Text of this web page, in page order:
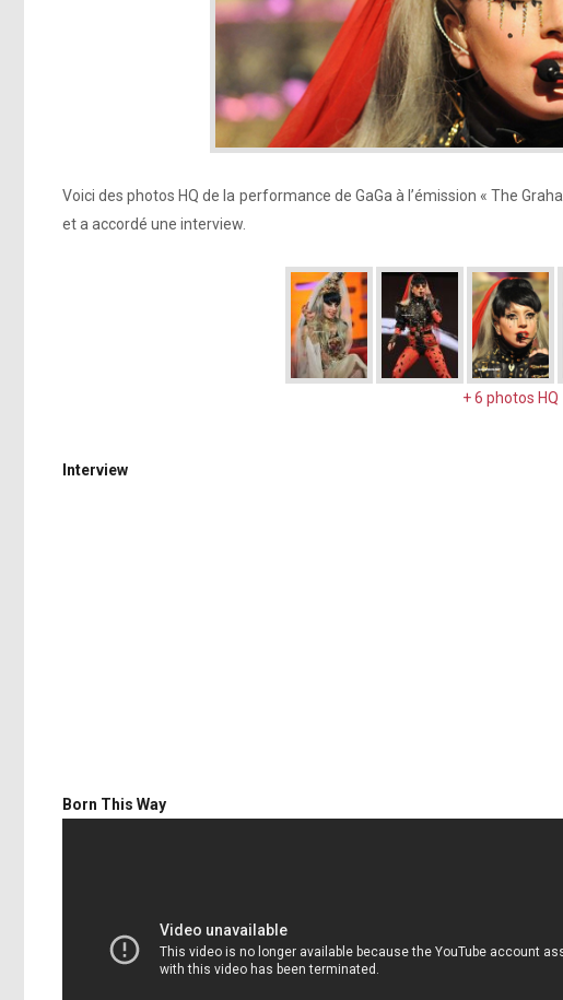
Voici des photos HQ de la performance de GaGa à l’émission « The
et a accordé une interview.
+ 6 photos HQ
Interview
Born This Way